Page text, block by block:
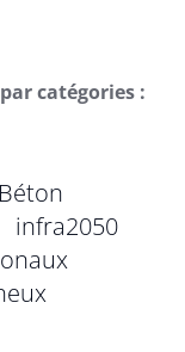
catégories :
Béton
infra2050